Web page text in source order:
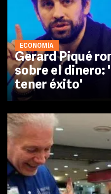
ECONOMÍA
Gerard Piqué
sobre el dinero:
tener éxito'